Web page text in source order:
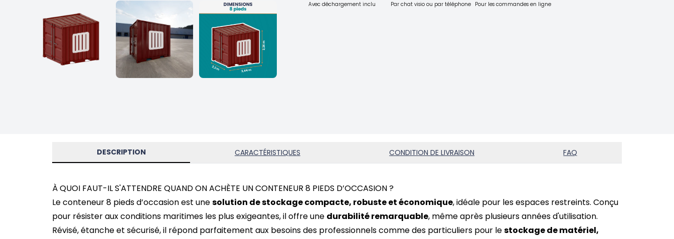
Avec déchargement inclu Par chat visio ou par téléphone Pour les commandes en ligne
DESCRIPTION CARACTÉRISTIQUES CONDITION DE LIVRAISON FAQ
À QUOI FAUT-IL S'ATTENDRE QUAND ON ACHÈTE UN CONTENEUR 8 PIEDS D’OCCASION ?
Le conteneur 8 pieds d’occasion est unesolution de stockage compacte, robuste et économique, idéale pour les espaces restreints. Conçu
pour résister aux conditions maritimes les plus exigeantes, il offre une durabilité remarquable, même après plusieurs années d'utilisation.
Révisé, étanche et sécurisé, il répond parfaitement aux besoins des professionnels comme des particuliers pour lestockage de matériel,